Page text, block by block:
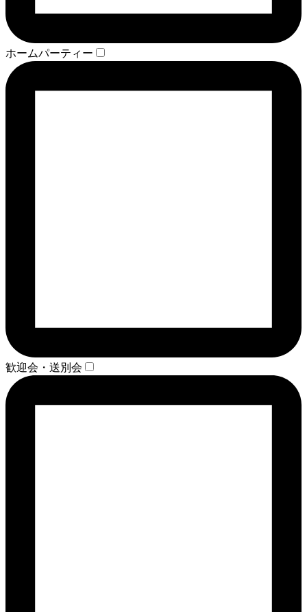
ホームパーティー
歓迎会・送別会